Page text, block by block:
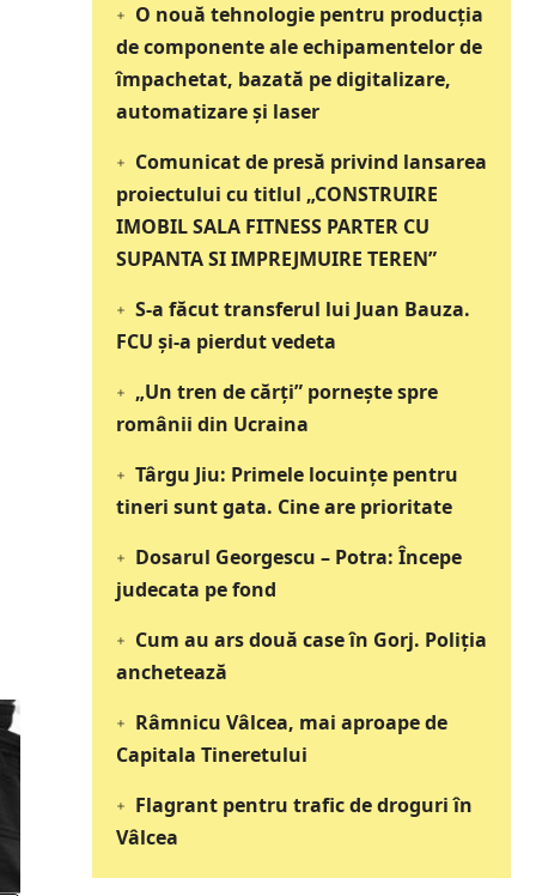
O nouă tehnologie pentru producția
de componente ale echipamentelor de
împachetat, bazată pe digitalizare,
automatizare și laser
Comunicat de presă privind lansarea
proiectului cu titlul „CONSTRUIRE
IMOBIL SALA FITNESS PARTER CU
SUPANTA SI IMPREJMUIRE TEREN”
S-a făcut transferul lui Juan Bauza.
FCU și-a pierdut vedeta
„Un tren de cărți” pornește spre
românii din Ucraina
Târgu Jiu: Primele locuințe pentru
tineri sunt gata. Cine are prioritate
Dosarul Georgescu – Potra: Începe
judecata pe fond
Cum au ars două case în Gorj. Poliția
anchetează
Râmnicu Vâlcea, mai aproape de
Capitala Tineretului
Flagrant pentru trafic de droguri în
Vâlcea